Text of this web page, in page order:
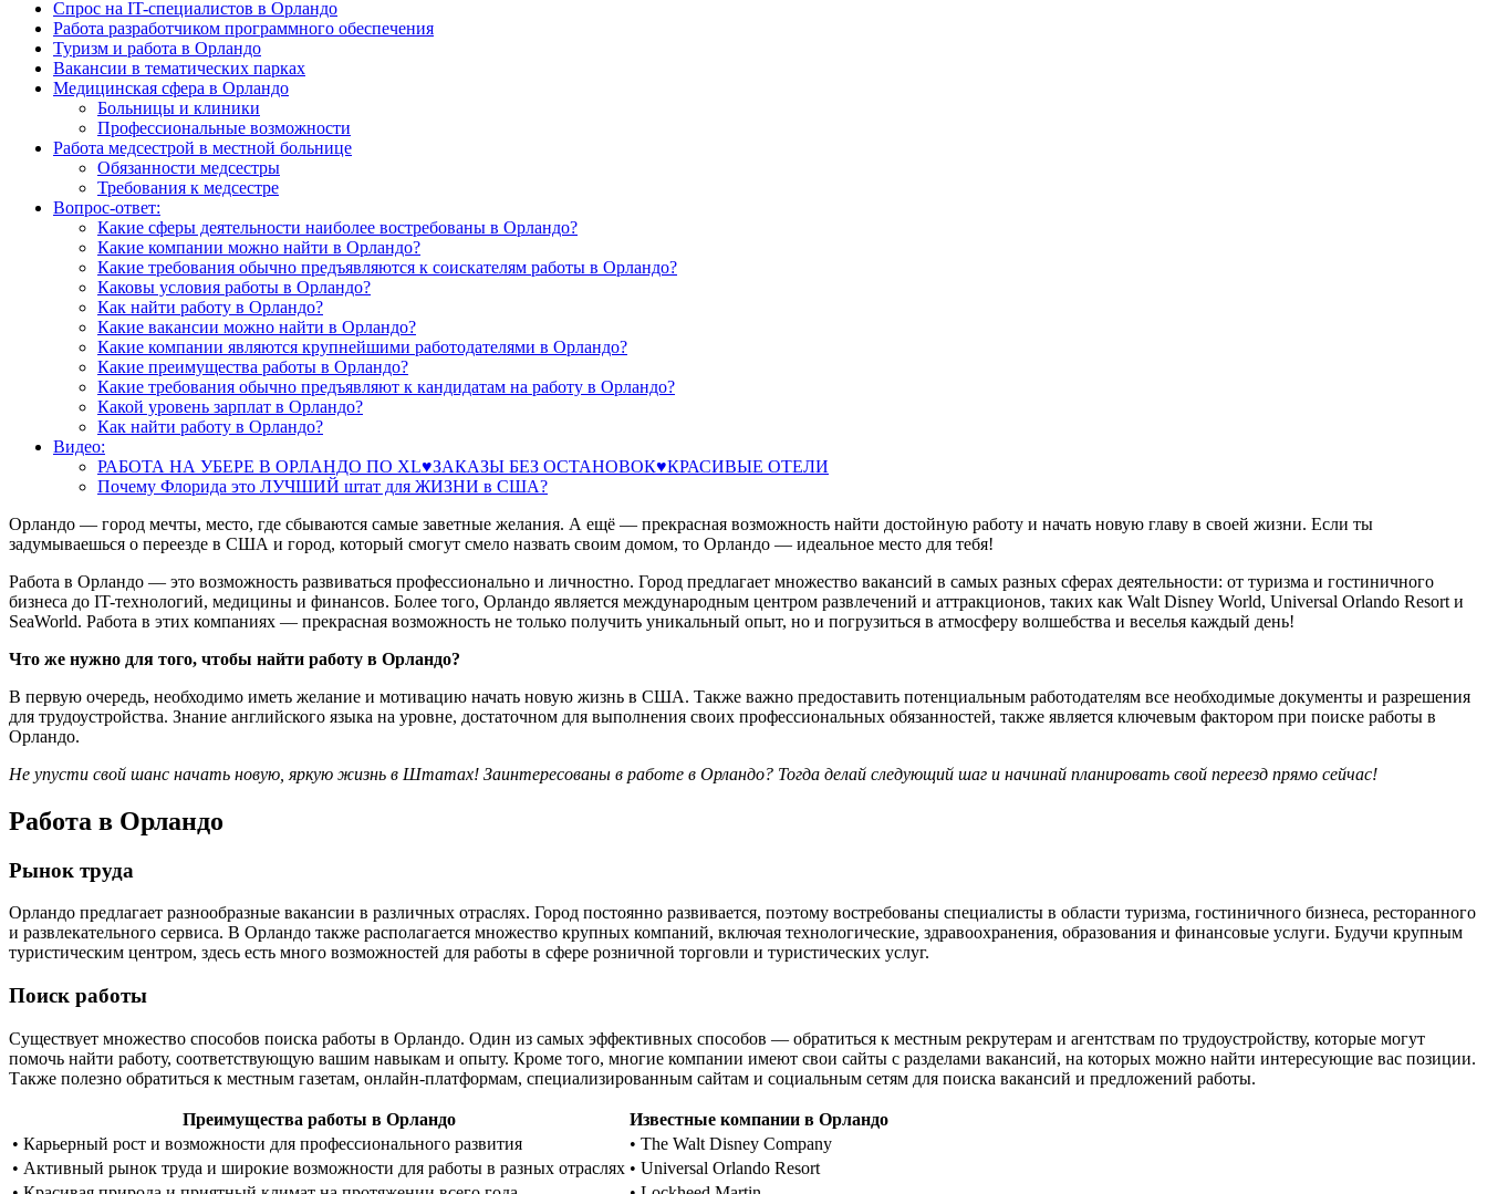
Спрос на IT-специалистов в Орландо
Работа разработчиком программного обеспечения
Туризм и работа в Орландо
Вакансии в тематических парках
Медицинская сфера в Орландо
Больницы и клиники
Профессиональные возможности
Работа медсестрой в местной больнице
Обязанности медсестры
Требования к медсестре
Вопрос-ответ:
Какие сферы деятельности наиболее востребованы в Орландо?
Какие компании можно найти в Орландо?
Какие требования обычно предъявляются к соискателям работы в Орландо?
Каковы условия работы в Орландо?
Как найти работу в Орландо?
Какие вакансии можно найти в Орландо?
Какие компании являются крупнейшими работодателями в Орландо?
Какие преимущества работы в Орландо?
Какие требования обычно предъявляют к кандидатам на работу в Орландо?
Какой уровень зарплат в Орландо?
Как найти работу в Орландо?
Видео:
РАБОТА НА УБЕРЕ В ОРЛАНДО ПО XL♥️ЗАКАЗЫ БЕЗ ОСТАНОВОК♥️КРАСИВЫЕ ОТЕЛИ
Почему Флорида это ЛУЧШИЙ штат для ЖИЗНИ в США?
Орландо — город мечты, место, где сбываются самые заветные желания. А ещё — прекрасная возможность найти достойную работу и начать новую главу в своей жизни. Если ты
задумываешься о переезде в США и город, который смогут смело назвать своим домом, то Орландо — идеальное место для тебя!
Работа в Орландо — это возможность развиваться профессионально и личностно. Город предлагает множество вакансий в самых разных сферах деятельности: от туризма и гостиничного
бизнеса до IT-технологий, медицины и финансов. Более того, Орландо является международным центром развлечений и аттракционов, таких как Walt Disney World, Universal Orlando Resort и
SeaWorld. Работа в этих компаниях — прекрасная возможность не только получить уникальный опыт, но и погрузиться в атмосферу волшебства и веселья каждый день!
Что же нужно для того, чтобы найти работу в Орландо?
В первую очередь, необходимо иметь желание и мотивацию начать новую жизнь в США. Также важно предоставить потенциальным работодателям все необходимые документы и разрешения
для трудоустройства. Знание английского языка на уровне, достаточном для выполнения своих профессиональных обязанностей, также является ключевым фактором при поиске работы в
Орландо.
Не упусти свой шанс начать новую, яркую жизнь в Штатах! Заинтересованы в работе в Орландо? Тогда делай следующий шаг и начинай планировать свой переезд прямо сейчас!
Работа в Орландо
Рынок труда
Орландо предлагает разнообразные вакансии в различных отраслях. Город постоянно развивается, поэтому востребованы специалисты в области туризма, гостиничного бизнеса, ресторанного
и развлекательного сервиса. В Орландо также располагается множество крупных компаний, включая технологические, здравоохранения, образования и финансовые услуги. Будучи крупным
туристическим центром, здесь есть много возможностей для работы в сфере розничной торговли и туристических услуг.
Поиск работы
Существует множество способов поиска работы в Орландо. Один из самых эффективных способов — обратиться к местным рекрутерам и агентствам по трудоустройству, которые могут
помочь найти работу, соответствующую вашим навыкам и опыту. Кроме того, многие компании имеют свои сайты с разделами вакансий, на которых можно найти интересующие вас позиции.
Также полезно обратиться к местным газетам, онлайн-платформам, специализированным сайтам и социальным сетям для поиска вакансий и предложений работы.
Преимущества работы в Орландо
Известные компании в Орландо
• Карьерный рост и возможности для профессионального развития
• The Walt Disney Company
• Активный рынок труда и широкие возможности для работы в разных отраслях • Universal Orlando Resort